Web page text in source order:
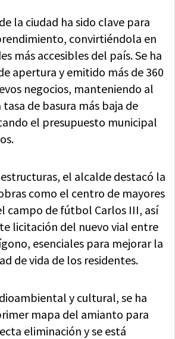
la ciudad ha sido clave para
convirtiéndola en
más accesibles del país. Se ha
apertura y emitido más de 360
negocios, manteniendo al
de basura más baja de
el presupuesto municipal
el alcalde destacó la
como el centro de mayores
campo de fútbol Carlos III, así
licitación del nuevo vial entre
esenciales para mejorar la
de vida de los residentes.
y cultural, se ha
mapa del amianto para
eliminación y se está